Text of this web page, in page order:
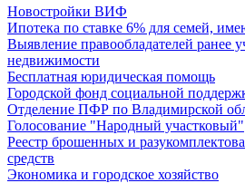
Новостройки ВИФ
Ипотека по ставке 6% для семей,
Выявление правообладателей ранее
недвижимости
Бесплатная юридическая помощь
Городской фонд социальной
Отделение ПФР по Владимирской
Голосование "Народный участковый"
Реестр брошенных и
средств
Экономика и городское хозяйство